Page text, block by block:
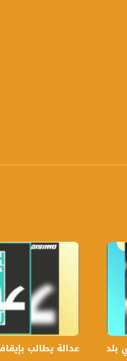
عدالة يطالب